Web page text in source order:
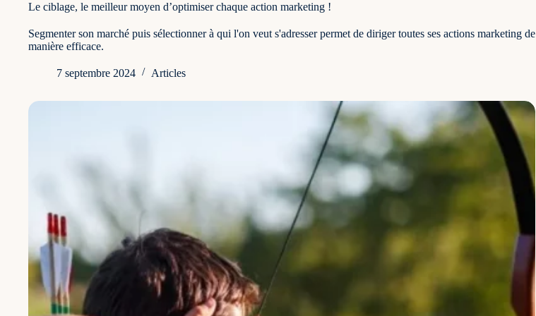
Le ciblage, le meilleur moyen d’optimiser chaque action marketing !
Segmenter son marché puis sélectionner à qui l'on veut s'adresser permet de diriger toutes ses actions marketing de
manière efficace.
7 septembre 2024 Articles